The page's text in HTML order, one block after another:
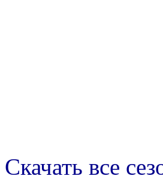
Скачать все